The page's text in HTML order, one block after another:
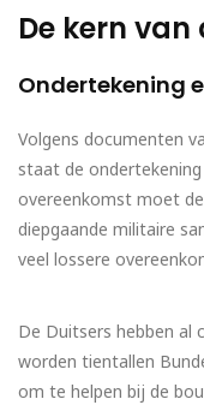
De kern
Ondertekening
Volgens documenten
staat de
overeenkomst moet
diepgaande militaire
veel lossere
De Duitsers hebben al
worden tientallen
om te helpen bij de